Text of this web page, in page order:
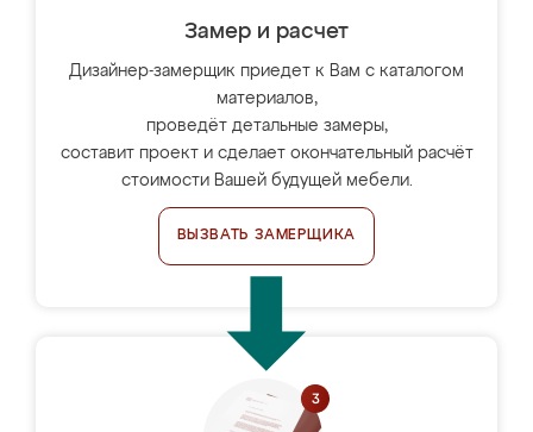
Замер и расчет
Дизайнер-замерщик приедет к Вам с каталогом
материалов,
проведёт детальные замеры,
составит проект и сделает окончательный расчёт
стоимости Вашей будущей мебели.
ВЫЗВАТЬ ЗАМЕРЩИКА